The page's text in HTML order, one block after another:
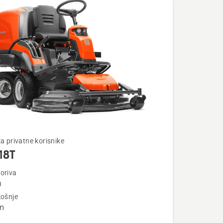
privatne korisnike